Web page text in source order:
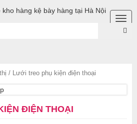
/ Lưới treo phụ kiện điện thoại
ĐIỆN THOẠI